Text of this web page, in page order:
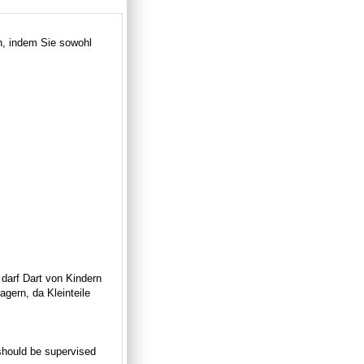
indem Sie sowohl
Dart von Kindern
da Kleinteile
be supervised